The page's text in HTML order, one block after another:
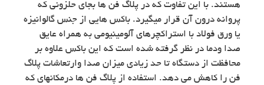
هستند. با این تفاوت که در پلاگ فن ها بجای حلزونی که
پروانه درون آن قرار میگیرد. باکس هایی از جنس گالوانیزه
یا ورق فولاد با استراکچرهای آلومینیومی به همراه عایق
صدا ودما در نظر گرفته شده است که این باکس علاوه بر
محافظت از دستگاه تا حد زیادی میزان صدا وارتعاشات پلاگ
فن را کاهش می دهد. استفاده از پلاگ فن ها درمکانهای که